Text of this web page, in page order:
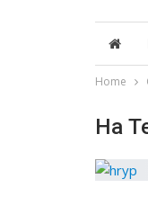
Home
На